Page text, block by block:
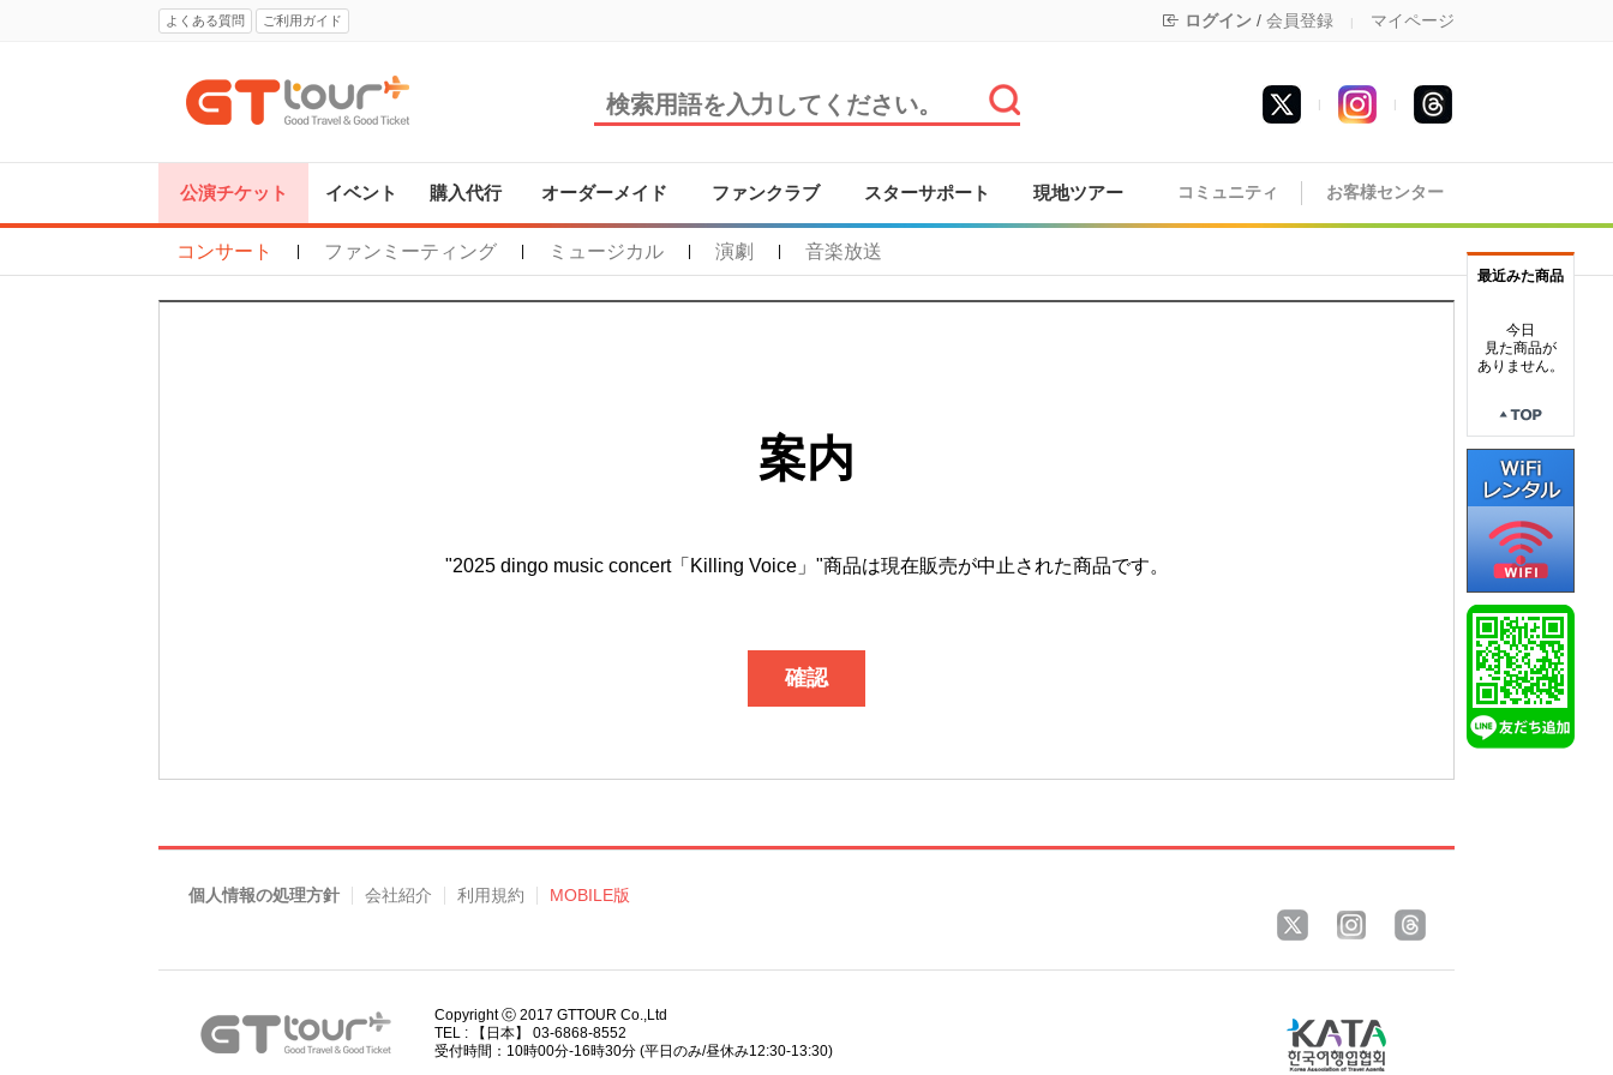
最近みた商品
今日
見た商品が
ありません。
よくある質問 ご利用ガイド ログイン / 会員登録 | マイページ
|
|
公演チケット イベント 購入代行 オーダーメイド ファンクラブ スターサポート 現地ツアー コミュニティ お客様センター
コンサート ファンミーティング ミュージカル 演劇 音楽放送
案内
"2025 dingo music concert「Killing Voice」"商品は現在販売が中止された商品です。
確認
個人情報の処理方針 会社紹介 利用規約 MOBILE版
Copyright ⓒ 2017 GTTOUR Co.,Ltd
TEL : 【日本】 03-6868-8552
受付時間：10時00分-16時30分 (平日のみ/昼休み12:30-13:30)